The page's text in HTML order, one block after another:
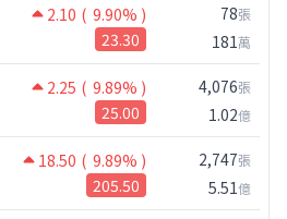
2.10 ( 9.90% )
23.30
78張
181萬
2.25 ( 9.89% )
25.00
4,076張
1.02億
18.50 ( 9.89% )
205.50
2,747張
5.51億